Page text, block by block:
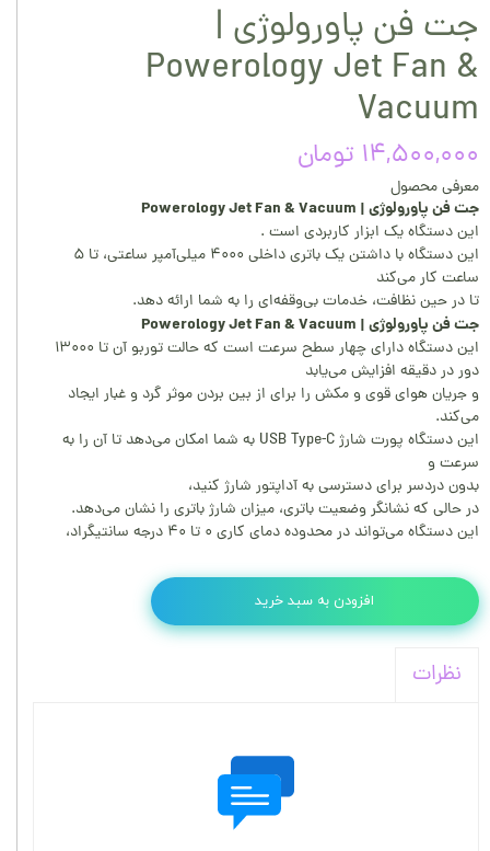
جت فن پاورولوژی |
Powerology Jet Fan &
Vacuum
۱۴,۵۰۰,۰۰۰ تومان
معرفی محصول
جت فن پاورولوژی | Powerology Jet Fan & Vacuum
این دستگاه یک ابزار کاربردی است .
این دستگاه با داشتن یک باتری داخلی ۴۰۰۰ میلی‌آمپر ساعتی، تا ۵
ساعت کار می‌کند
تا در حین نظافت، خدمات بی‌وقفه‌ای را به شما ارائه دهد.
جت فن پاورولوژی | Powerology Jet Fan & Vacuum
این دستگاه دارای چهار سطح سرعت است که حالت توربو آن تا ۱۳۰۰۰
دور در دقیقه افزایش می‌یابد
و جریان هوای قوی و مکش را برای از بین بردن موثر گرد و غبار ایجاد
می‌کند.
این دستگاه پورت شارژ USB Type-C به شما امکان می‌دهد تا آن را به
سرعت و
بدون دردسر برای دسترسی به آداپتور شارژ کنید،
در حالی که نشانگر وضعیت باتری، میزان شارژ باتری را نشان می‌دهد.
این دستگاه می‌تواند در محدوده دمای کاری ۰ تا ۴۰ درجه سانتیگراد،
افزودن به سبد خرید
نظرات